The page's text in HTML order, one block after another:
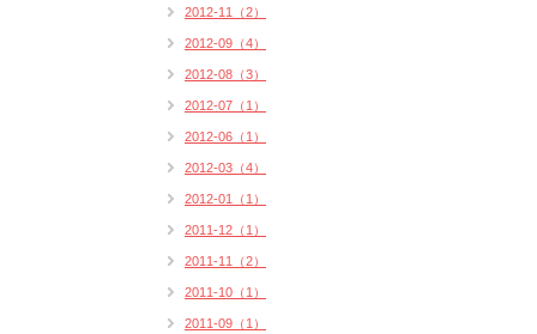
2012-11（2）
2012-09（4）
2012-08（3）
2012-07（1）
2012-06（1）
2012-03（4）
2012-01（1）
2011-12（1）
2011-11（2）
2011-10（1）
2011-09（1）